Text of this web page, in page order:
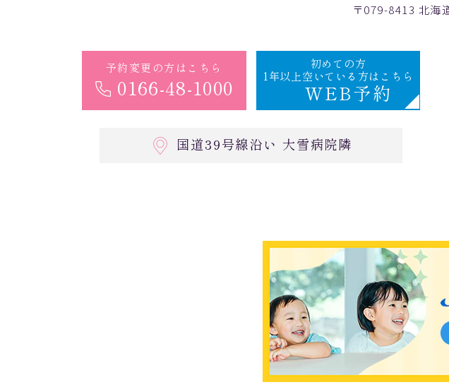
〒079-8413 北海
予約変更の方はこちら
0166-48-1000
初めての方
1年以上空いている方はこちら
WEB予約
国道39号線沿い 大雪病院隣